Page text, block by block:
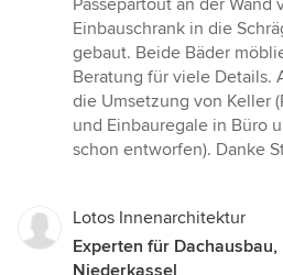
Passepartout an der Wand
Einbauschrank in die
gebaut. Beide Bäder
Beratung für viele Details.
die Umsetzung von Keller
und Einbauregale in Büro
schon entworfen). Danke
Lotos Innenarchitektur
Experten für